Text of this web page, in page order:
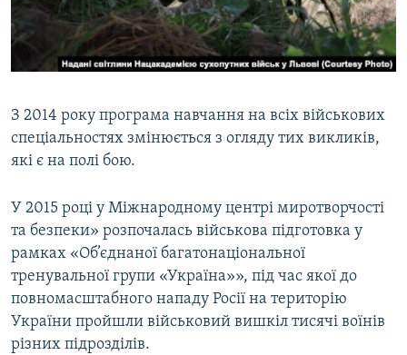
З 2014 року програма навчання на всіх військових
спеціальностях змінюється з огляду тих викликів,
які є на полі бою.
У 2015 році у Міжнародному центрі миротворчості
та безпеки» розпочалась військова підготовка у
рамках «Об’єднаної багатонаціональної
тренувальної групи «Україна»», під час якої до
повномасштабного нападу Росії на територію
України пройшли військовий вишкіл тисячі воїнів
різних підрозділів.